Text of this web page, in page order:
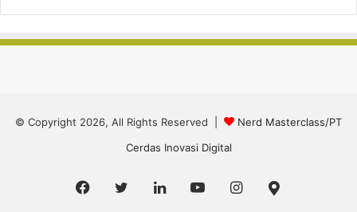
© Copyright 2026, All Rights Reserved |
Nerd Masterclass/PT
Cerdas Inovasi Digital
Facebook
TwitterLinkedInYouTubeInstagram